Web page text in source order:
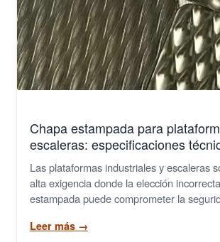
Rejillas Poliester PRFV
Tramex
Cilindros y Rejillas Filtrantes
Demister
Cintas Transportadoras
Chapa estampada para
escaleras: especificaciones
Las plataformas industriales y escaleras
alta exigencia donde la elección
estampada puede comprometer la
Leer más →